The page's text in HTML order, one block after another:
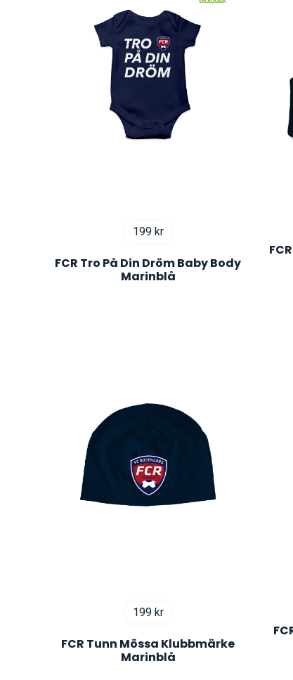
199 kr
FCR Tro På Din Dröm Baby Body
Marinblå
199 kr
FCR Tunn Mössa Klubbmärke
Marinblå